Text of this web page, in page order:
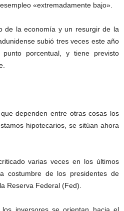
«extremadamente bajo».
de la economía y un resurgir de la
subió tres veces este año
porcentual, y tiene previsto
dependen entre otras cosas los
hipotecarios, se sitúan ahora
varias veces en los últimos
costumbre de los presidentes de
Reserva Federal (Fed).